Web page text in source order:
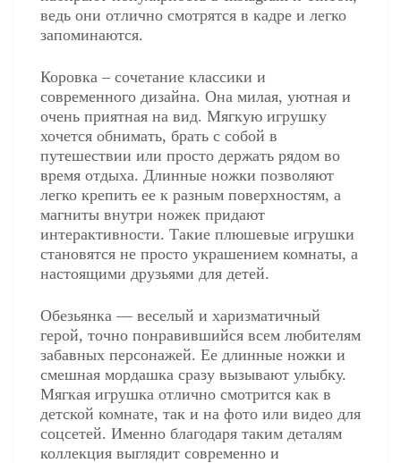
ведь они отлично смотрятся в кадре и легко
запоминаются.
Коровка – сочетание классики и
современного дизайна. Она милая, уютная и
очень приятная на вид. Мягкую игрушку
хочется обнимать, брать с собой в
путешествии или просто держать рядом во
время отдыха. Длинные ножки позволяют
легко крепить ее к разным поверхностям, а
магниты внутри ножек придают
интерактивности. Такие плюшевые игрушки
становятся не просто украшением комнаты, а
настоящими друзьями для детей.
Обезьянка — веселый и харизматичный
герой, точно понравившийся всем любителям
забавных персонажей. Ее длинные ножки и
смешная мордашка сразу вызывают улыбку.
Мягкая игрушка отлично смотрится как в
детской комнате, так и на фото или видео для
соцсетей. Именно благодаря таким деталям
коллекция выглядит современно и